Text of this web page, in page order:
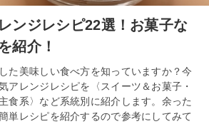
ンジレシピ22選！お菓子な
紹介！
た美味しい食べ方を知っていますか？今
アレンジレシピを〈スイーツ＆お菓子・
食系〉など系統別に紹介します。余った
単レシピを紹介するので参考にしてみて